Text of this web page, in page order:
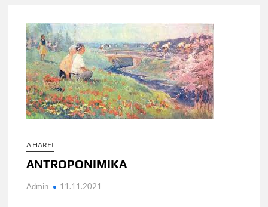
A HARFI
ANTROPONIMIKA
Admin 11.11.2021